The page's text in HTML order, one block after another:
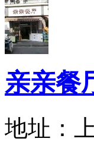
亲亲餐
地址：